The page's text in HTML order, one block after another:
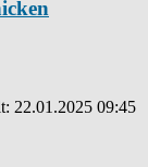
22.01.2025 09:45